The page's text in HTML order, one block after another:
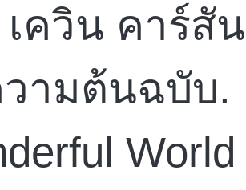
ควิน คาร์สั
ามต้นฉบับ.